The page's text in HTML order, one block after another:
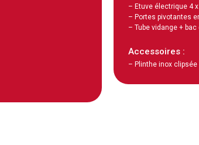
– Etuve électrique 4
– Portes pivotantes
– Tube vidange +
Accessoires :
– Plinthe inox